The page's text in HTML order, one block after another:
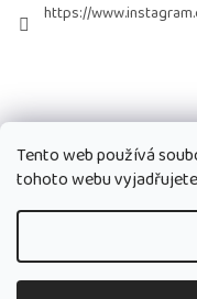
Tento web používá
tohoto webu
https://
Copyright 2026Paruky